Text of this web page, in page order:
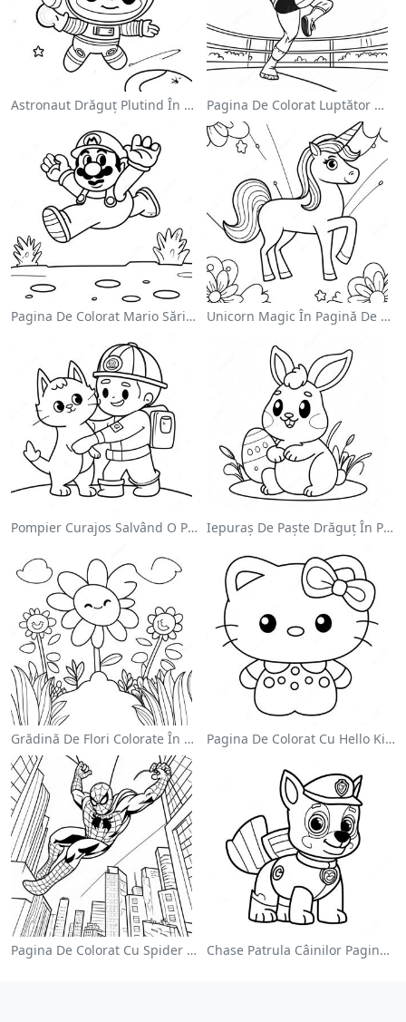
Astronaut Drăguț Plutind În Spațiu - Pagina De Colorat Pagina De Colorat Luptător Wwe Sărind Pe Inamic
Pagina De Colorat Mario Sărind Peste Goombas Unicorn Magic În Pagină De Colorat Cu Curcubeu
Pompier Curajos Salvând O Pisică - Pagina De Colorat Iepuraș De Paște Drăguț În Pagină De Colorat
Grădină De Flori Colorate În Pagină De Colorat Pagina De Colorat Cu Hello Kitty Drăguță Cu Fundiță
Pagina De Colorat Cu Spider Man Swinging Prin Oraș Chase Patrula Câinilor Pagina De Colorat